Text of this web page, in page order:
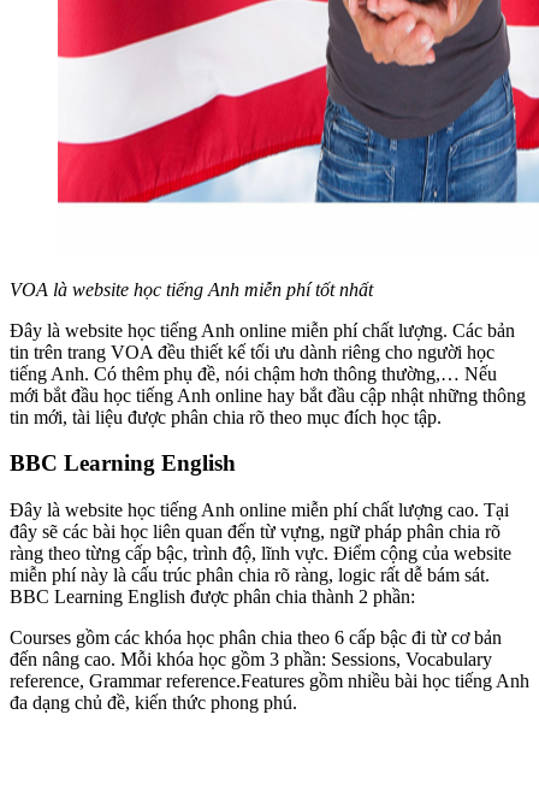
VOA là website học tiếng Anh miễn phí tốt nhất
Đây là website học tiếng Anh online miễn phí chất lượng. Các bản
tin trên trang VOA đều thiết kế tối ưu dành riêng cho người học
tiếng Anh. Có thêm phụ đề, nói chậm hơn thông thường,… Nếu
mới bắt đầu học tiếng Anh online hay bắt đầu cập nhật những thông
tin mới, tài liệu được phân chia rõ theo mục đích học tập.
BBC Learning English
Đây là website học tiếng Anh online miễn phí chất lượng cao. Tại
đây sẽ các bài học liên quan đến từ vựng, ngữ pháp phân chia rõ
ràng theo từng cấp bậc, trình độ, lĩnh vực. Điểm cộng của website
miễn phí này là cấu trúc phân chia rõ ràng, logic rất dễ bám sát.
BBC Learning English được phân chia thành 2 phần:
Courses gồm các khóa học phân chia theo 6 cấp bậc đi từ cơ bản
đến nâng cao. Mỗi khóa học gồm 3 phần: Sessions, Vocabulary
reference, Grammar reference.Features gồm nhiều bài học tiếng Anh
đa dạng chủ đề, kiến thức phong phú.